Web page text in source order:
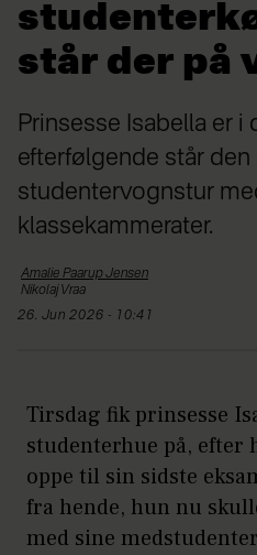
står der på
Prinsesse Isabella er i
efterfølgende står den
studentervognstur
klassekammerater.
Amalie PaarupJensen
Nikolaj Vraa
26. Jun 2026 - 10:41
Tirsdag fik prinsesse
studenterhue på, efter
oppe til sin sidste
fra hende, hun nu
med sine